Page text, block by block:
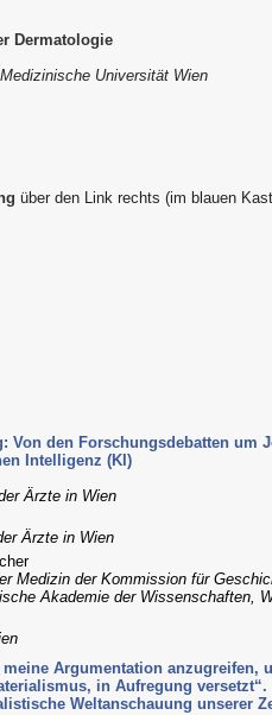
Dermatologie
Universität Wien
über den Link rechts (im blauen
den Forschungsdebatten um
Intelligenz (KI)
Ärzte in Wien
Ärzte in Wien
Medizin der Kommission für
Akademie der Wissenschaften,
Argumentation anzugreifen,
in Aufregung versetzt“.
Weltanschauung unserer